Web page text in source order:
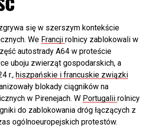
się w szerszym kontekście
We Francji rolnicy zablokowali w
autostrady A64 w proteście
uboju zwierząt gospodarskich, a
r., hiszpańskie i francuskie związki
blokady ciągników na
w Pirenejach. W Portugalii rolnicy
do zablokowania dróg łączących z
ogólnoeuropejskich protestów.